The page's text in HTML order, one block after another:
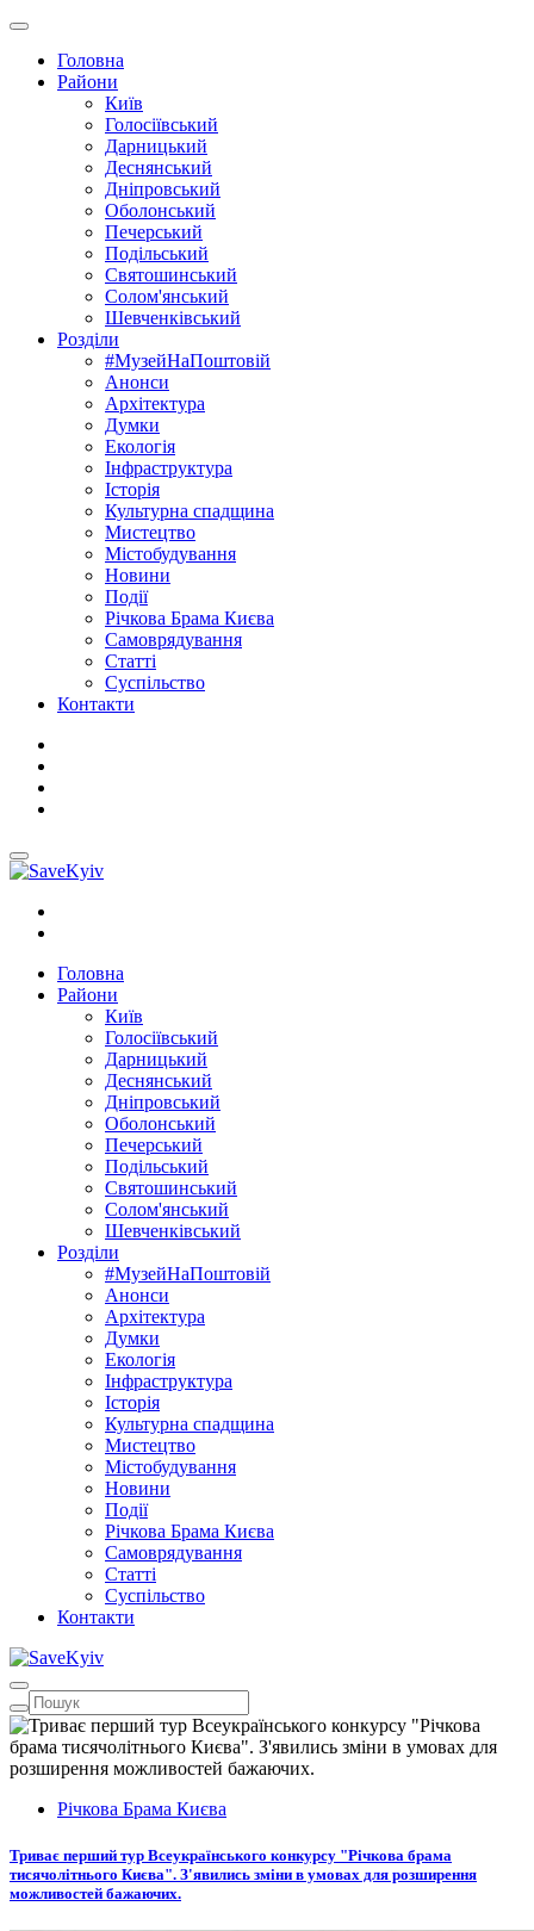
Головна
Райони
Київ
Голосіївський
Дарницький
Деснянський
Дніпровський
Оболонський
Печерський
Подільський
Святошинський
Солом'янський
Шевченківський
Розділи
#МузейНаПоштовій
Анонси
Архітектура
Думки
Екологія
Інфраструктура
Історія
Культурна спадщина
Мистецтво
Містобудування
Новини
Події
Річкова Брама Києва
Самоврядування
Статті
Суспільство
Контакти
Головна
Райони
Київ
Голосіївський
Дарницький
Деснянський
Дніпровський
Оболонський
Печерський
Подільський
Святошинський
Солом'янський
Шевченківський
Розділи
#МузейНаПоштовій
Анонси
Архітектура
Думки
Екологія
Інфраструктура
Історія
Культурна спадщина
Мистецтво
Містобудування
Новини
Події
Річкова Брама Києва
Самоврядування
Статті
Суспільство
Контакти
Річкова Брама Києва
Триває перший тур Всеукраїнського конкурсу "Річкова брама
тисячолітнього Києва". З'явились зміни в умовах для розширення
можливостей бажаючих.